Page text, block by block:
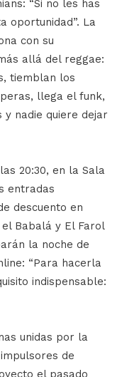
“Si no les has
oportunidad”. La
con su
allá del reggae:
tiemblan los
llega el funk,
nadie quiere dejar
20:30, en la Sala
entradas
descuento en
Babalá y El Farol
la noche de
“Para hacerla
indispensable:
unidas por la
de
el pasado